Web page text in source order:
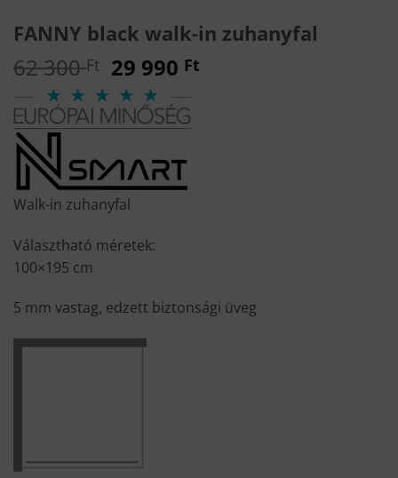
FANNY black walk-in zuhanyfal
62 300Ft Original
price
was:
62
300 Ft.
29 990 Ft
Walk-in zuhanyfal
Választható méretek:
100×195 cm
5 mm vastag, edzett biztonsági üveg